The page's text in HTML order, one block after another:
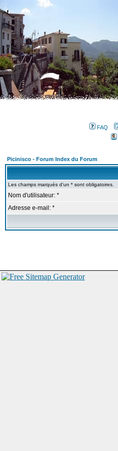
FAQ
Picinisco - Forum Index du Forum
Les champs marqués d'un * sont obligatoires.
Nom d'utilisateur: *
Adresse e-mail: *